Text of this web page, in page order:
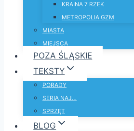
KRAINA 7 RZEK
METROPOLIA GZM
MIASTA
MIEJSCA
POZA ŚLĄSKIE
TEKSTY
PORADY
SERIA NAJ…
SPRZĘT
BLOG